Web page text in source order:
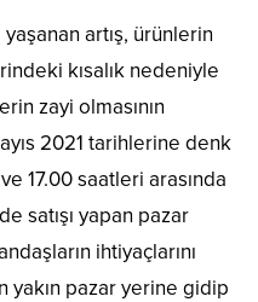
artış, ürünlerin
kısalık nedeniyle
zayi olmasının
2021 tarihlerine denk
17.00 saatleri arasında
satışı yapan pazar
ihtiyaçlarını
yakın pazar yerine gidip